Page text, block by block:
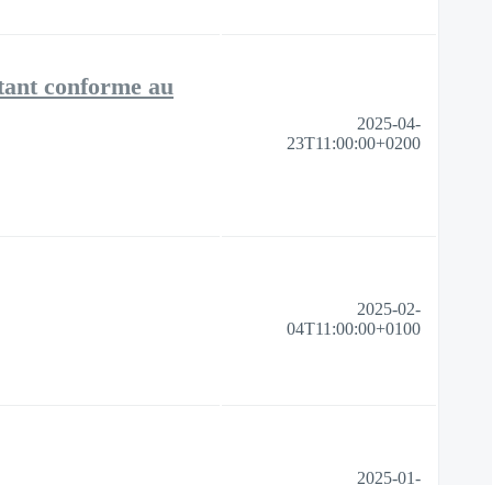
conforme au
2025-04-
23T11:00:00+0200
2025-02-
04T11:00:00+0100
2025-01-